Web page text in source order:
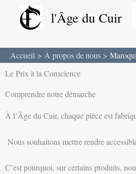
l'Âge du Cuir
Accueil À propos de nous
Le Prix à la Conscience
Comprendre notre démarche
À l’Âge du Cuir, chaque pièce est
Nous souhaitons mettre rendre
C’est pourquoi, sur certains produits,